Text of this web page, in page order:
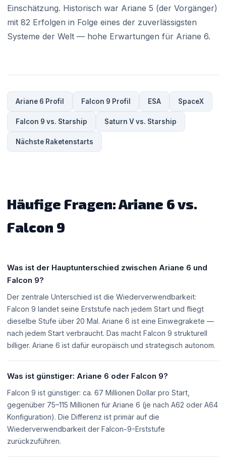
Einschätzung. Historisch war Ariane 5 (der Vorgänger)
mit 82 Erfolgen in Folge eines der zuverlässigsten
Systeme der Welt — hohe Erwartungen für Ariane 6.
Ariane 6 Profil Falcon 9 Profil ESA SpaceX
Falcon 9 vs. Starship Saturn V vs. Starship
Nächste Raketenstarts
Häufige Fragen: Ariane 6 vs.
Falcon 9
Was ist der Hauptunterschied zwischen Ariane 6 und
Falcon 9?
Der zentrale Unterschied ist die Wiederverwendbarkeit:
Falcon 9 landet seine Erststufe nach jedem Start und fliegt
dieselbe Stufe über 20 Mal. Ariane 6 ist eine Einwegrakete —
nach jedem Start verbraucht. Das macht Falcon 9 strukturell
billiger. Ariane 6 ist dafür europäisch und strategisch autonom.
Was ist günstiger: Ariane 6 oder Falcon 9?
Falcon 9 ist günstiger: ca. 67 Millionen Dollar pro Start,
gegenüber 75–115 Millionen für Ariane 6 (je nach A62 oder A64
Konfiguration). Die Differenz ist primär auf die
Wiederverwendbarkeit der Falcon-9-Erststufe
zurückzuführen.